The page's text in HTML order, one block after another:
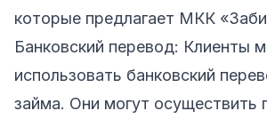
которые предлагает МКК
Банковский перевод: Клиенты
использовать банковский
займа. Они могут осуществить